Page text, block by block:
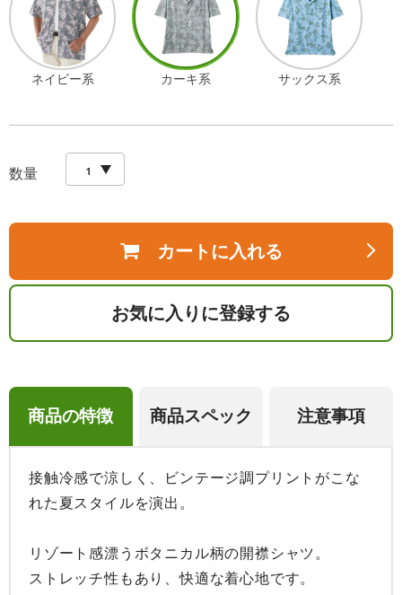
ネイビー系 カーキ系 サックス系
数量
カートに入れる
お気に入りに登録する
商品の特徴 商品スペック 注意事項
接触冷感で涼しく、ビンテージ調プリントがこな
れた夏スタイルを演出。
リゾート感漂うボタニカル柄の開襟シャツ。
ストレッチ性もあり、快適な着心地です。